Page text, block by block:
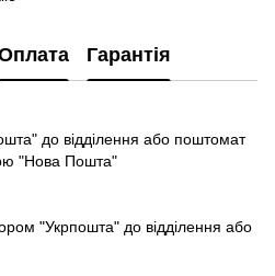
Гарантія
до відділення або поштомат
"Нова Пошта"
"Укрпошта" до відділення або